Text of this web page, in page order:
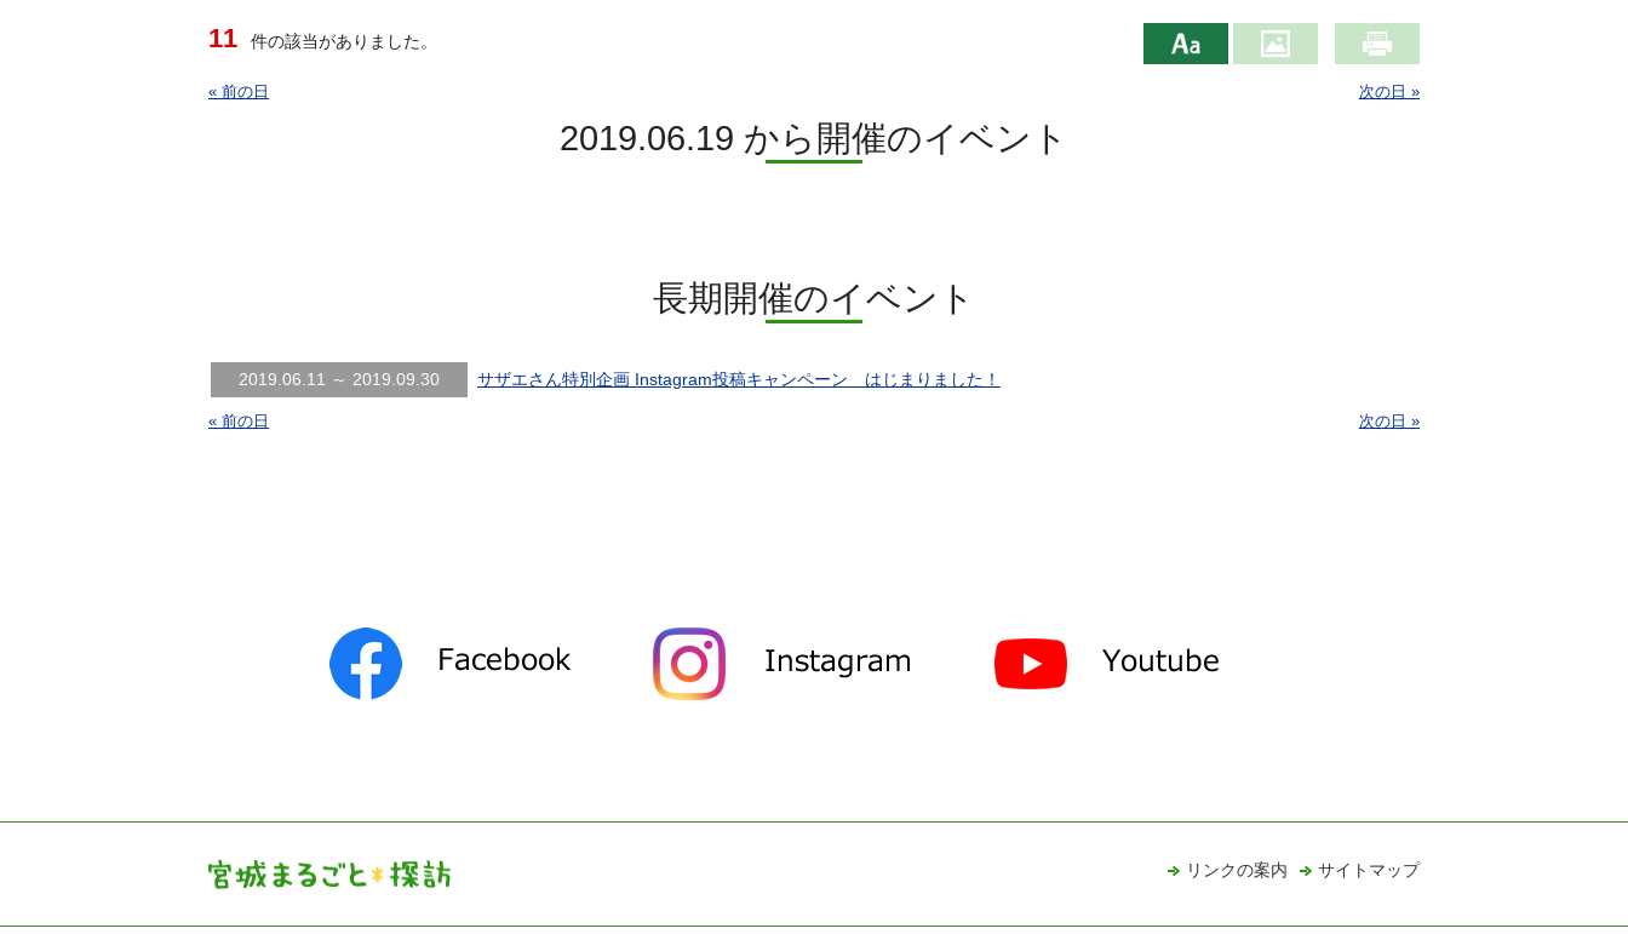
11 件の該当がありました。
« 前の日 次の日 »
2019.06.19 から開催のイベント
長期開催のイベント
2019.06.11 ～ 2019.09.30 サザエさん特別企画 Instagram投稿キャンペーン はじまりました！
« 前の日 次の日 »
リンクの案内 サイトマップ